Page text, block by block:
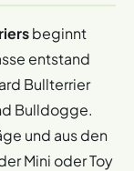
beginnt
entstand
Bullterrier
Bulldogge.
und aus den
Mini oder Toy